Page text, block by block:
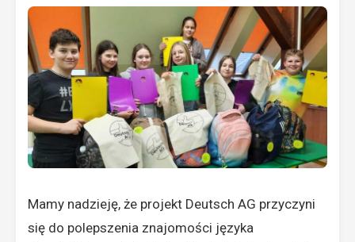
Mamy nadzieję, że projekt Deutsch AG przyczyni
się do polepszenia znajomości języka